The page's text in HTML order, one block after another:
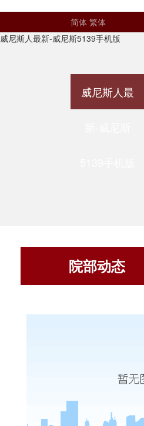
简体 繁体
威尼斯人最新-威尼斯5139手机版
威尼斯人最
院部动态